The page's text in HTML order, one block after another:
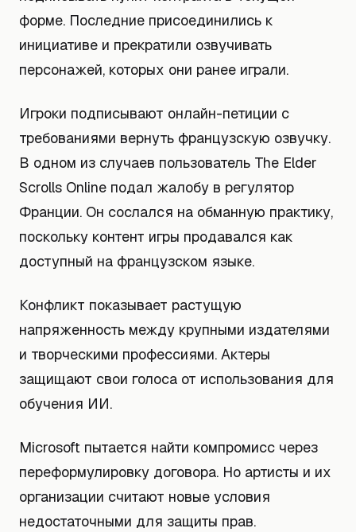
форме. Последние присоединились к
инициативе и прекратили озвучивать
персонажей, которых они ранее играли.
Игроки подписывают онлайн-петиции с
требованиями вернуть французскую озвучку.
В одном из случаев пользователь The Elder
Scrolls Online подал жалобу в регулятор
Франции. Он сослался на обманную практику,
поскольку контент игры продавался как
доступный на французском языке.
Конфликт показывает растущую
напряженность между крупными издателями
и творческими профессиями. Актеры
защищают свои голоса от использования для
обучения ИИ.
Microsoft пытается найти компромисс через
переформулировку договора. Но артисты и их
организации считают новые условия
недостаточными для защиты прав.